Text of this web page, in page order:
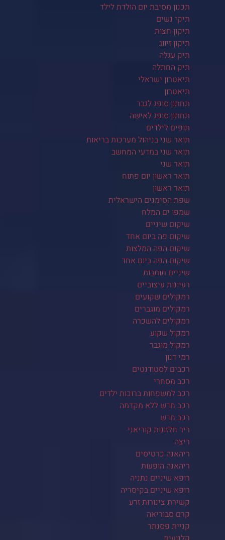
תכנון מסיבת יום הולדת לילד
תיקי נשים
תיקון חצות
תיקון זיווג
תיק עגלה
תיק החתלה
תיאטרון ישראלי
תיאטרון
תחתון סופג לגבר
תחתון סופג לאישה
תופים לילדים
תואר שני בניהול מערכות בריאות
תואר שני במדעי המחשב
תואר שני
תואר ראשון יום פתוח
תואר ראשון
שפת הסימנים הישראלית
שמפו ים המלח
שיקום שיניים
שיקום פה ביום אחד
שיקום הפה המלצות
שיקום הפה ביום אחד
שיניים תותבות
רעיונות עיצוביים
רמקולים שקועים
רמקולים מוגברים
רמקולים להשכרה
רמקול שקוע
רמקול מוגבר
רמי דנון
רכבים לסטודנטים
רכב מסחרי
רכב למשפחות ברוכות ילדים
רכב חדש ללא מקדמה
רכב חדש
ריר חלזונות קוריאני
ריצה
ריהאנה כרטיסים
ריהאנה הופעות
רופא שיניים נתניה
רופא שיניים בקיסריה
קשירת צינורות זרע
קרם סבוריאה
קניית פסנתר